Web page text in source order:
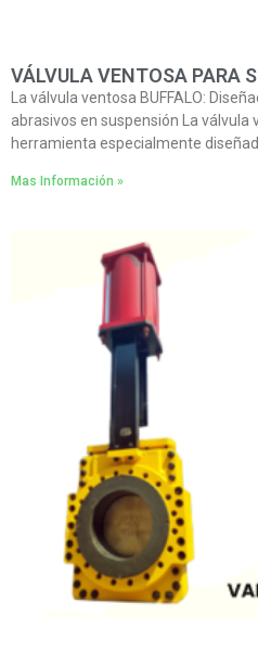
VÁLVULA VENTOSA PARA
La válvula ventosa BUFFALO:
abrasivos en suspensión La válvula
herramienta especialmente
Mas Información »